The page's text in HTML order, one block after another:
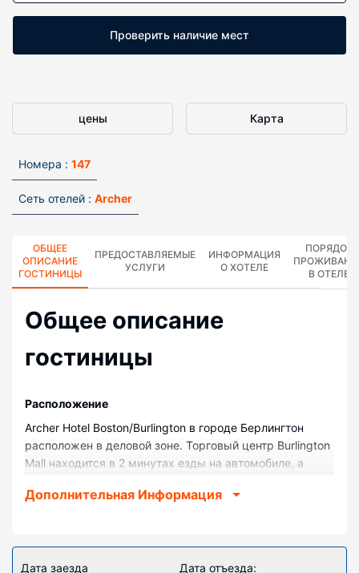
Проверить наличие мест
цены Карта
Номера : 147
Сеть отелей : Archer
ОБЩЕЕ
ОПИСАНИЕ
ГОСТИНИЦЫ
ПРЕДОСТАВЛЯЕМЫЕ
УСЛУГИ
ИНФОРМАЦИЯ
О ХОТЕЛЕ
ПОРЯДОК
В ОТЕЛЕ
Общее описание
гостиницы
Pасположение
Archer Hotel Boston/Burlington в городе Берлингтон
расположен в деловой зоне. Торговый центр Burlington
Mall находится в 2 минутах езды на автомобиле, а
вариант с прекрасным расположением: Университет
Дополнительная Информация
Дата заезда Дата отъезда: